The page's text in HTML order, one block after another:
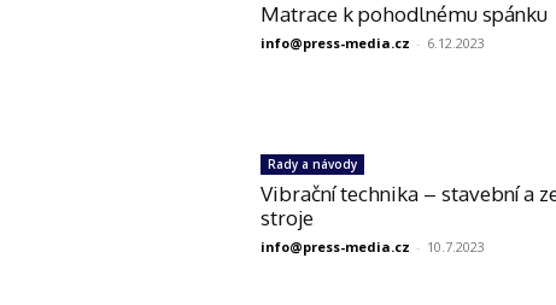
Matrace k pohodlnému spánku
info@press-media.cz - 6.12.2023
Rady a návody
Vibrační technika – stavební a
stroje
info@press-media.cz - 10.7.2023